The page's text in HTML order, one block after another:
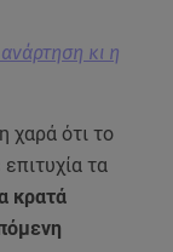
κι η
χαρά ότι το
τα
κρατά